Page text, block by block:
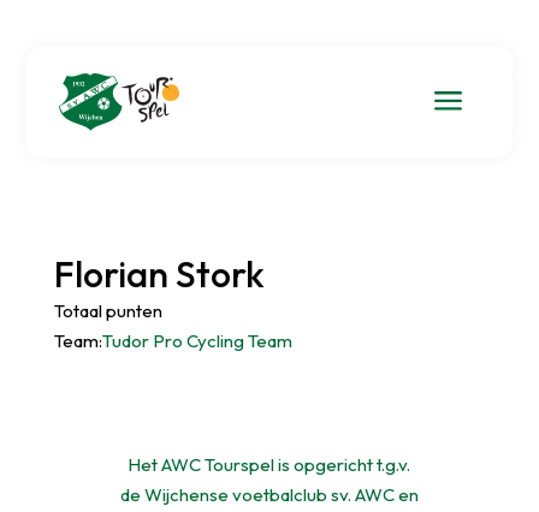
a
Florian Stork
Totaal punten
Team:Tudor Pro Cycling Team
Het AWC Tourspel is opgericht t.g.v.
de Wijchense voetbalclub sv. AWC en